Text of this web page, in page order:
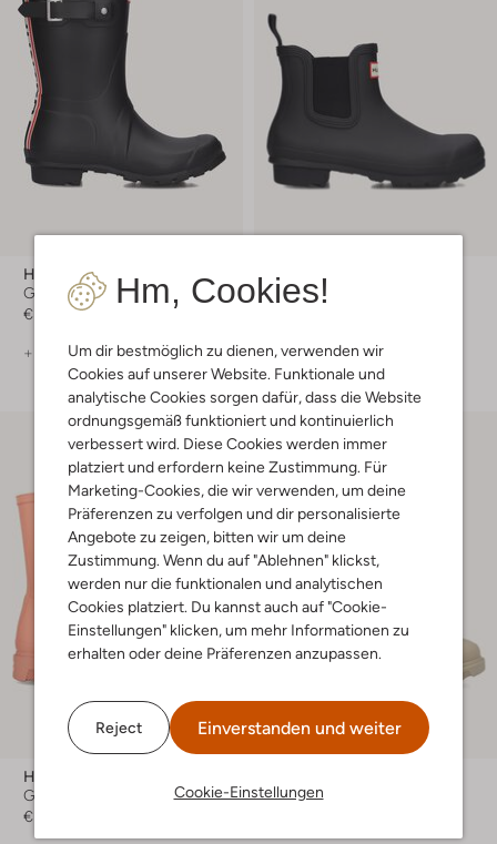
Hm, Cookies!
Um dir bestmöglich zu dienen, verwenden wir
Cookies auf unserer Website. Funktionale und
analytische Cookies sorgen dafür, dass die Website
ordnungsgemäß funktioniert und kontinuierlich
verbessert wird. Diese Cookies werden immer
platziert und erfordern keine Zustimmung. Für
Marketing-Cookies, die wir verwenden, um deine
Präferenzen zu verfolgen und dir personalisierte
Angebote zu zeigen, bitten wir um deine
Zustimmung. Wenn du auf "Ablehnen" klickst,
werden nur die funktionalen und analytischen
Cookies platziert. Du kannst auch auf "Cookie-
Einstellungen" klicken, um mehr Informationen zu
erhalten oder deine Präferenzen anzupassen.
Reject Einverstanden und weiter
Cookie-Einstellungen
Hunter
Gummistiefel
€ 149,99
+ mehr farben
Hunter
Gummistiefel
Hunter
Gummistiefel
€ 119,99
Gummistiefel